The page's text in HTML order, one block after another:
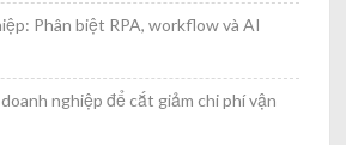
Phân biệt RPA, workflow và AI
nghiệp để cắt giảm chi phí vận